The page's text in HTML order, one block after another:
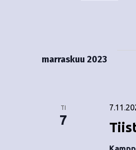
ä
v
marraskuu 2023
TI
7